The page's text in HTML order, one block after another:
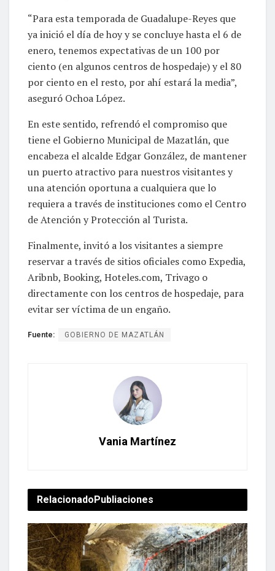
“Para esta temporada de Guadalupe-Reyes que
ya inició el día de hoy y se concluye hasta el 6 de
enero, tenemos expectativas de un 100 por
ciento (en algunos centros de hospedaje) y el 80
por ciento en el resto, por ahí estará la media”,
aseguró Ochoa López.
En este sentido, refrendó el compromiso que
tiene el Gobierno Municipal de Mazatlán, que
encabeza el alcalde Edgar González, de mantener
un puerto atractivo para nuestros visitantes y
una atención oportuna a cualquiera que lo
requiera a través de instituciones como el Centro
de Atención y Protección al Turista.
Finalmente, invitó a los visitantes a siempre
reservar a través de sitios oficiales como Expedia,
Aribnb, Booking, Hoteles.com, Trivago o
directamente con los centros de hospedaje, para
evitar ser víctima de un engaño.
Fuente: GOBIERNO DE MAZATLÁN
Vania Martínez
RelacionadoPubliaciones